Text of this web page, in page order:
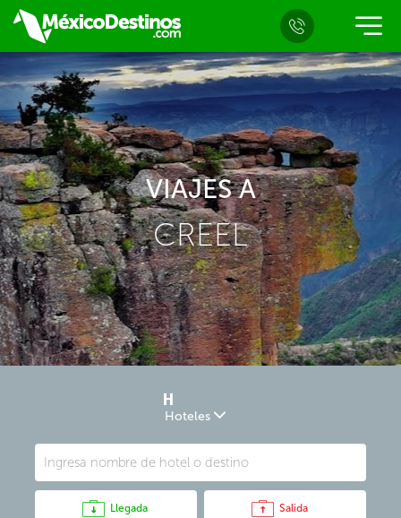
VIAJES A
CREEL
Hoteles
Llegada Salida